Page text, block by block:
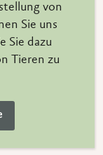
von
Sie uns
Sie dazu
Tieren zu